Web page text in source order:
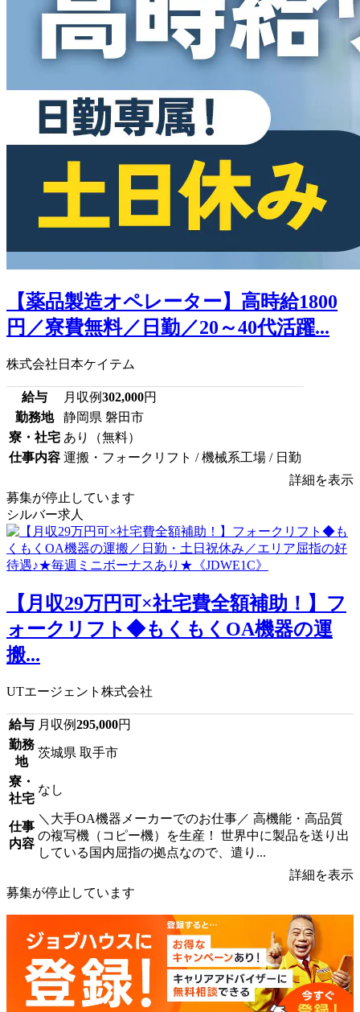
【薬品製造オペレーター】高時給1800
円／寮費無料／日勤／20～40代活躍...
株式会社日本ケイテム
給与 月収例302,000円
勤務地
静岡県 磐田市
寮・社宅 あり（無料）
仕事内容 運搬・フォークリフト / 機械系工場 / 日勤
詳細を表示
募集が停止しています
シルバー求人
【月収29万円可×社宅費全額補助！】フ
ォークリフト◆もくもくOA機器の運
搬...
UTエージェント株式会社
給与 月収例295,000円
勤務
地
茨城県 取手市
寮・
社宅
なし
仕事
内容
＼大手OA機器メーカーでのお仕事／ 高機能・高品質
の複写機（コピー機）を生産！ 世界中に製品を送り出
している国内屈指の拠点なので、遣り...
詳細を表示
募集が停止しています